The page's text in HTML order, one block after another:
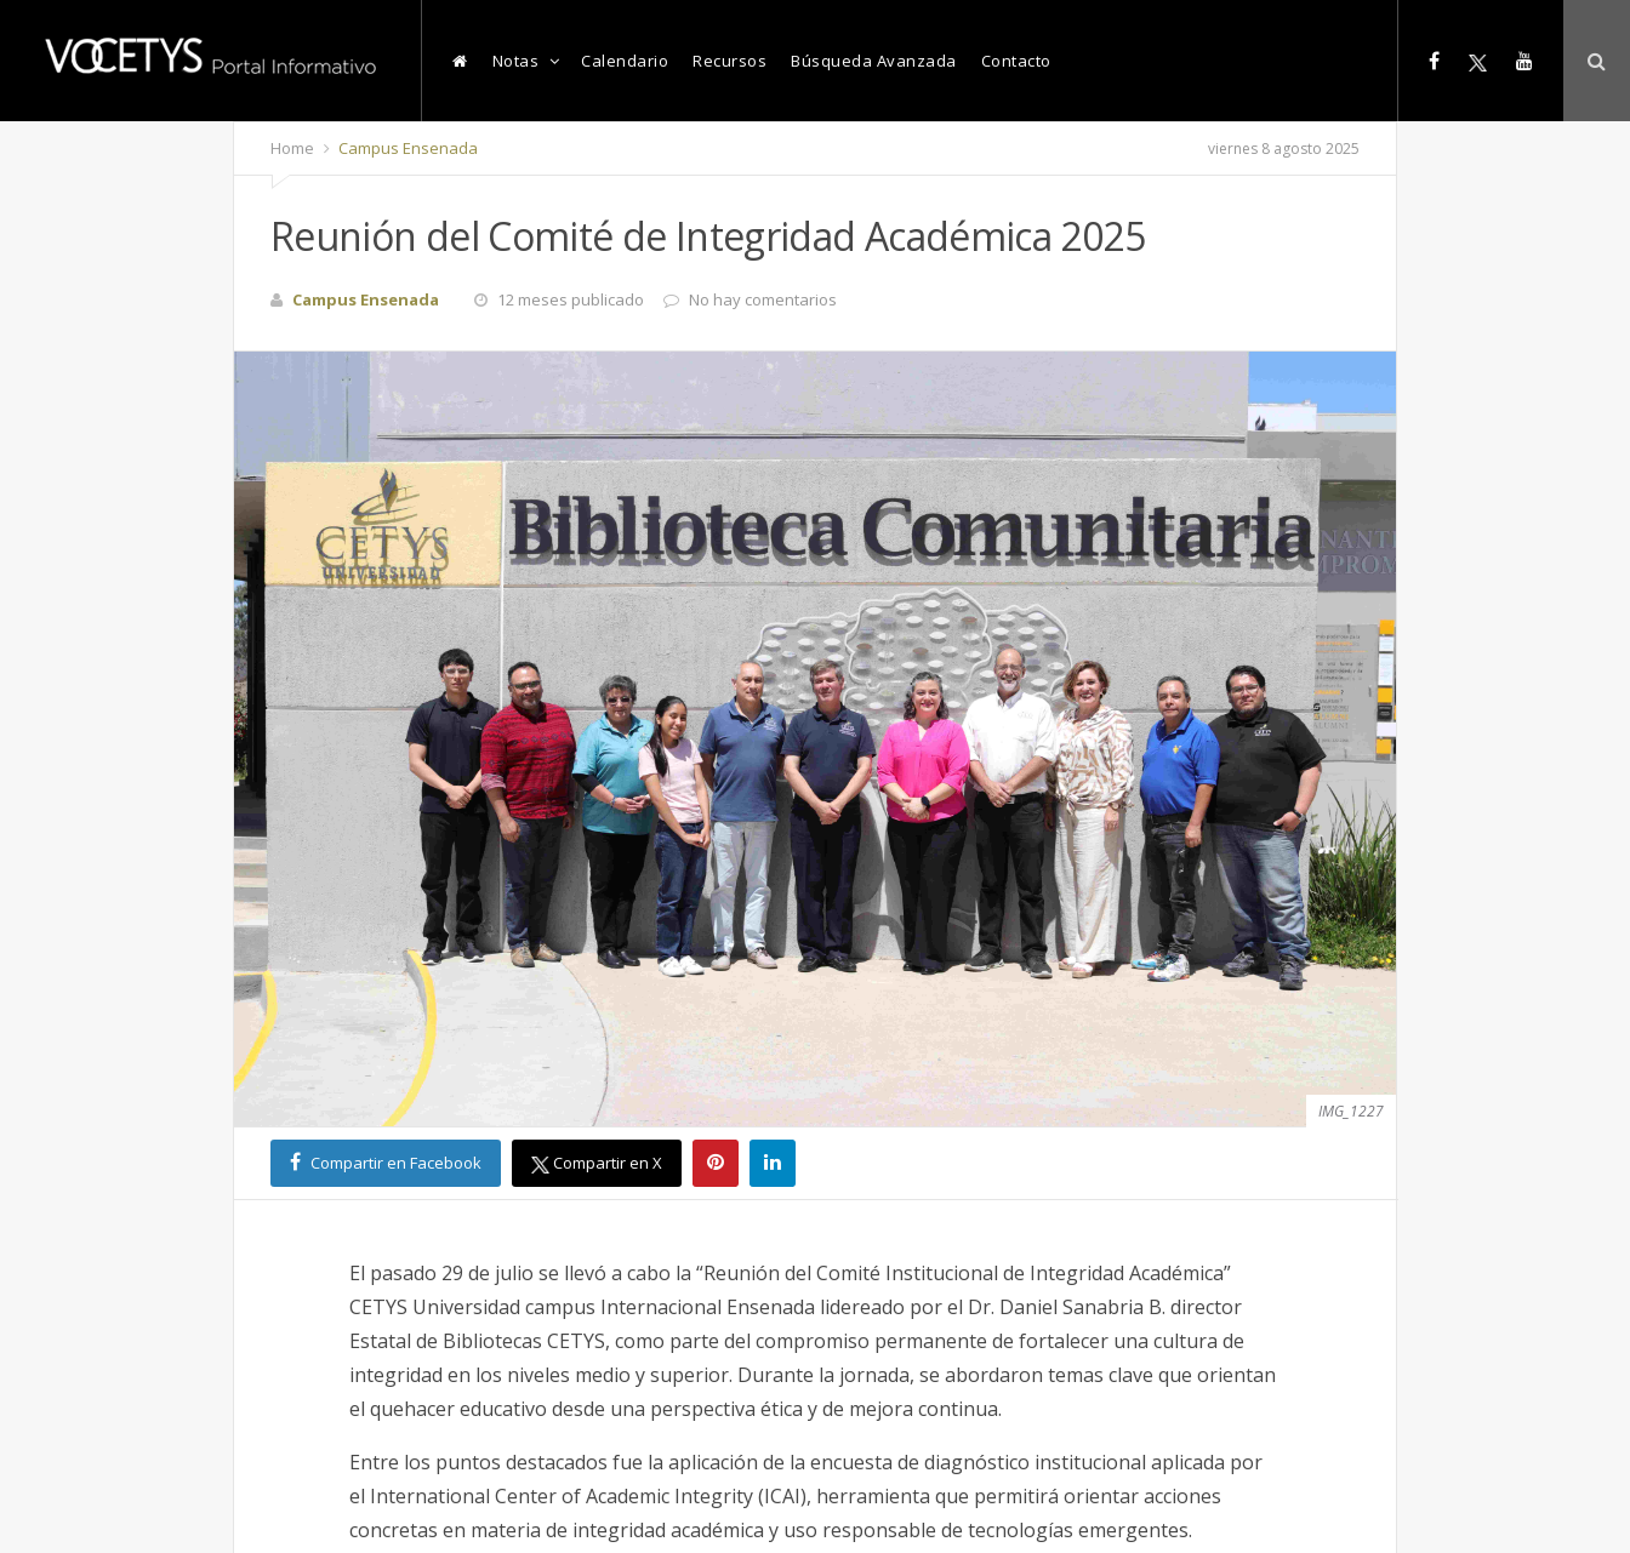
Notas Calendario Recursos Búsqueda Avanzada Contacto
Home Campus Ensenada viernes 8 agosto 2025
Reunión del Comité de Integridad Académica 2025
Campus Ensenada 12 meses publicado No hay comentarios
IMG_1227
Compartir en Facebook Compartir en X
El pasado 29 de julio se llevó a cabo la “Reunión del Comité Institucional de Integridad Académica”
CETYS Universidad campus Internacional Ensenada lidereado por el Dr. Daniel Sanabria B. director
Estatal de Bibliotecas CETYS, como parte del compromiso permanente de fortalecer una cultura de
integridad en los niveles medio y superior. Durante la jornada, se abordaron temas clave que orientan
el quehacer educativo desde una perspectiva ética y de mejora continua.
Entre los puntos destacados fue la aplicación de la encuesta de diagnóstico institucional aplicada por
el International Center of Academic Integrity (ICAI), herramienta que permitirá orientar acciones
concretas en materia de integridad académica y uso responsable de tecnologías emergentes.